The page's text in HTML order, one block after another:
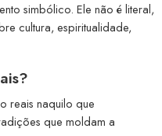
simbólico. Ele não é literal,
cultura, espiritualidade,
reais naquilo que
que moldam a